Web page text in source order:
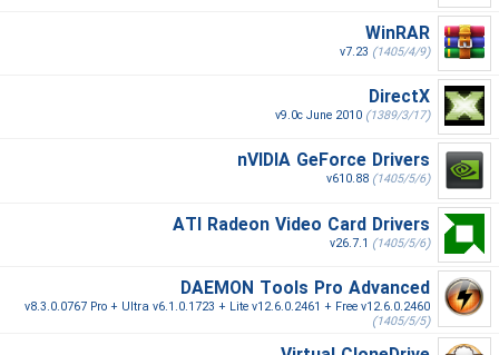
WinRAR
v7.23 (1405/4/9)
DirectX
v9.0c June 2010 (1389/3/17)
nVIDIA GeForce Drivers
v610.88 (1405/5/6)
ATI Radeon Video Card Drivers
v26.7.1 (1405/5/6)
DAEMON Tools Pro Advanced
v8.3.0.0767 Pro + Ultra v6.1.0.1723 + Lite v12.6.0.2461 + Free v12.6.0.2460
(1405/5/5)